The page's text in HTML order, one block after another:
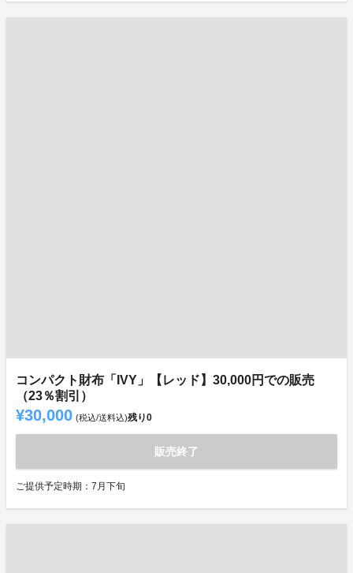
コンパクト財布「IVY」【レッド】30,000円での販売
（23％割引）
¥30,000 (税込/送料込)残り0
販売終了
ご提供予定時期：7月下旬